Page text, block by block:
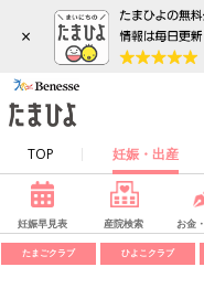
×
TOP 妊娠・出産
妊娠早見表 産院検索 お金
たまごクラブ ひよこクラブ